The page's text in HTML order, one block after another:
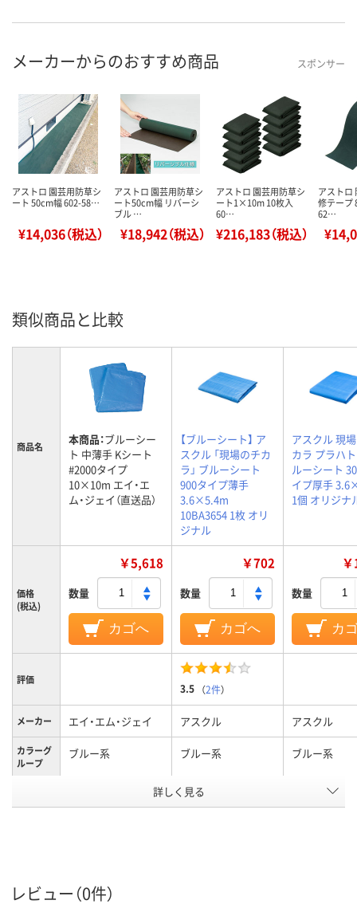
メーカーからのおすすめ商品 スポンサー
アストロ 園芸用防草シ
ート 50cm幅 602-58…
¥14,036（税込）
アストロ 園芸用防草シ
ート50cm幅 リバーシ
ブル …
¥18,942（税込）
アストロ 園芸用防草シ
ート1×10m 10枚入
60…
¥216,183（税込）
アストロ
修テー
62…
類似商品と比較
商品名 本商品：ブルーシー
ト 中薄手 Kシート
#2000タイプ
10×10m エイ・エ
ム・ジェイ（直送品）
【ブルーシート】 ア
スクル 「現場のチカ
ラ」 ブルーシート
900タイプ薄手
3.6×5.4m
10BA3654 1枚 オリ
ジナル
アスクル 現
カラ プラハ
ルーシート
イプ厚手
1個 オリジナ
価格
(税込)
￥5,618
数量
カゴへ
￥702
数量
カゴへ
数量
カ
評価
3.5 （2件）
メーカー エイ・エム・ジェイ アスクル アスクル
カラーグ
ループ
ブルー系 ブルー系 ブルー系
20 20
詳しく見る
レビュー（0件）